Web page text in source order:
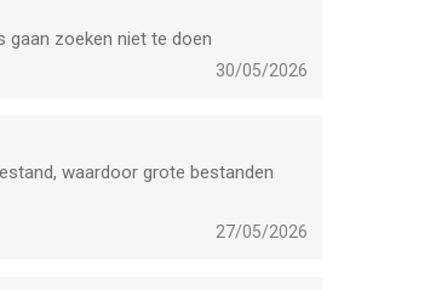
gaan zoeken niet te doen
30/05/2026
waardoor grote bestanden
27/05/2026